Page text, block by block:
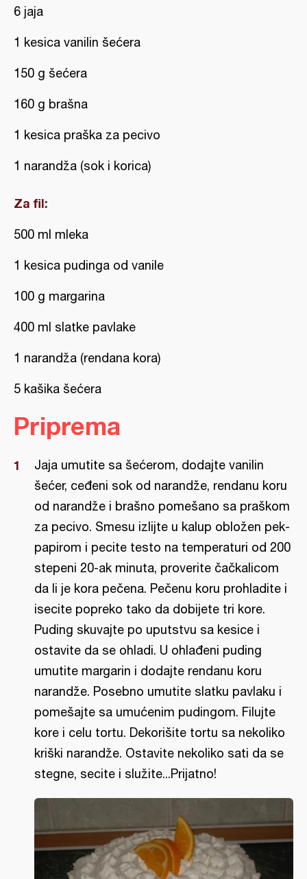
6 jaja
1 kesica vanilin šećera
150 g šećera
160 g brašna
1 kesica praška za pecivo
1 narandža (sok i korica)
Za fil:
500 ml mleka
1 kesica pudinga od vanile
100 g margarina
400 ml slatke pavlake
1 narandža (rendana kora)
5 kašika šećera
Priprema
Jaja umutite sa šećerom, dodajte vanilin
šećer, ceđeni sok od narandže, rendanu koru
od narandže i brašno pomešano sa praškom
za pecivo. Smesu izlijte u kalup obložen pek-
papirom i pecite testo na temperaturi od 200
stepeni 20-ak minuta, proverite čačkalicom
da li je kora pečena. Pečenu koru prohladite i
isecite popreko tako da dobijete tri kore.
Puding skuvajte po uputstvu sa kesice i
ostavite da se ohladi. U ohlađeni puding
umutite margarin i dodajte rendanu koru
narandže. Posebno umutite slatku pavlaku i
pomešajte sa umućenim pudingom. Filujte
kore i celu tortu. Dekorišite tortu sa nekoliko
kriški narandže. Ostavite nekoliko sati da se
stegne, secite i služite...Prijatno!